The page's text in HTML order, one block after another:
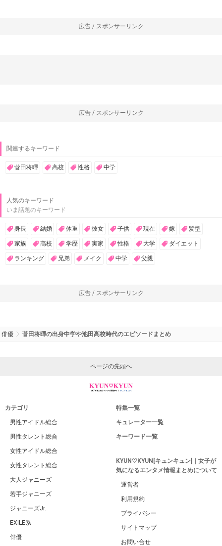
広告 / スポンサーリンク
広告 / スポンサーリンク
関連するキーワード
菅田将暉 高校 性格 中学
人気のキーワード
いま話題のキーワード
身長 結婚 体重 彼女 子供 現在 嫁 髪型
家族 高校 学歴 実家 性格 大学 ダイエット
ランキング 兄弟 メイク 中学 父親
広告 / スポンサーリンク
俳優 菅田将暉の出身中学や池田高校時代のエピソードまとめ
ページの先頭へ
カテゴリ
男性アイドル総合
男性タレント総合
女性アイドル総合
女性タレント総合
大人ジャニーズ
若手ジャニーズ
ジャニーズJr.
EXILE系
俳優
特集一覧
キュレーター一覧
キーワード一覧
KYUN♡KYUN[キュンキュン]｜女子が
気になるエンタメ情報まとめについて
運営者
利用規約
プライバシー
サイトマップ
お問い合せ